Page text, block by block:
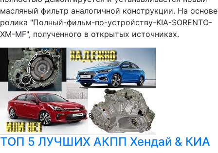
масляный фильтр аналогичной конструкции. На основе
ролика "Полный-фильм-по-устройству-KIA-SORENTO-
XM-MF", полученного в открытых источниках.
ТОП 5 ЛУЧШИХ АКПП Хендай & КИА